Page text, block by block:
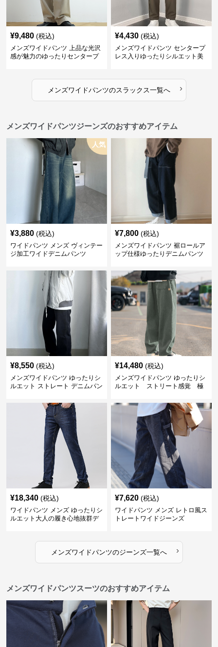
¥9,480 (税込)
メンズワイドパンツ 上品な光沢
感が魅力のゆったりセンタープ
¥4,430 (税込)
メンズワイドパンツ センタープ
レス入りゆったりシルエット美
メンズワイドパンツのスラックス一覧へ ›
メンズワイドパンツジーンズのおすすめアイテム
人気
¥3,880 (税込)
ワイドパンツ メンズ ヴィンテー
ジ加工ワイドデニムパンツ
¥7,800 (税込)
メンズワイドパンツ 裾ロールア
ップ仕様ゆったりデニムパンツ
¥8,550 (税込)
メンズワイドパンツ ゆったりシ
ルエット ストレート デニムパン
¥14,480 (税込)
メンズワイドパンツ ゆったりシ
ルエット ストリート感覚 極
¥18,340 (税込)
ワイドパンツ メンズ ゆったりシ
ルエット大人の履き心地抜群デ
¥7,620 (税込)
ワイドパンツ メンズ レトロ風ス
トレートワイドジーンズ
メンズワイドパンツのジーンズ一覧へ ›
メンズワイドパンツスーツのおすすめアイテム